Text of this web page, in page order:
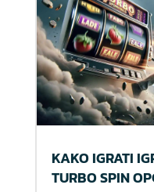
KAKO IGRATI
TURBO SPIN